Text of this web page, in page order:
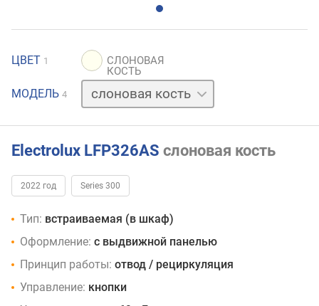
ЦВЕТ 1
МОДЕЛЬ 4
белый
серебристый
Electrolux LFP326AS слоновая кость
2022 год Series 300
Тип: встраиваемая (в шкаф)
Оформление: с выдвижной панелью
Принцип работы: отвод / рециркуляция
Управление: кнопки